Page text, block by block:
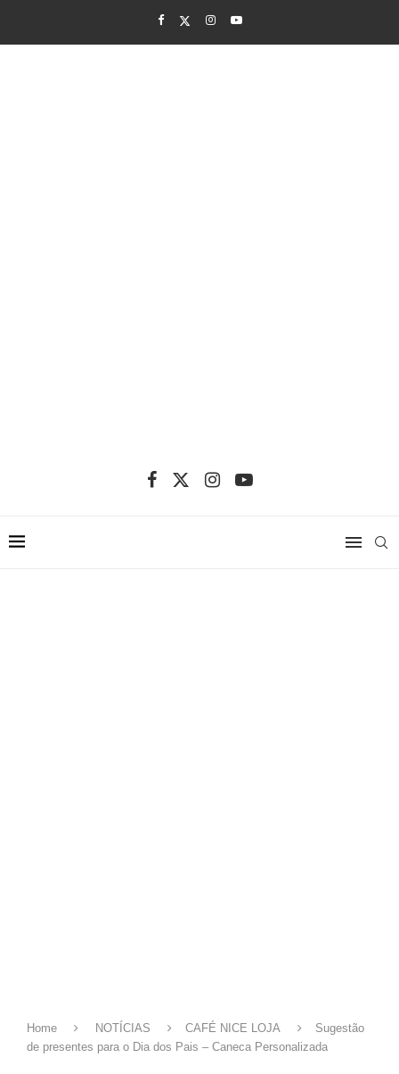
Home NOTÍCIAS CAFÉ NICE LOJA
Sugestão
de presentes para o Dia dos Pais – Caneca Personalizada